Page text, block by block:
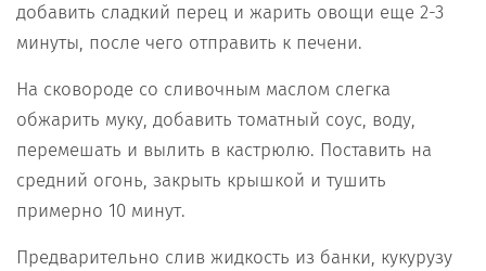
добавить сладкий перец и жарить овощи еще 2-3
минуты, после чего отправить к печени.
На сковороде со сливочным маслом слегка
обжарить муку, добавить томатный соус, воду,
перемешать и вылить в кастрюлю. Поставить на
средний огонь, закрыть крышкой и тушить
примерно 10 минут.
Предварительно слив жидкость из банки, кукурузу